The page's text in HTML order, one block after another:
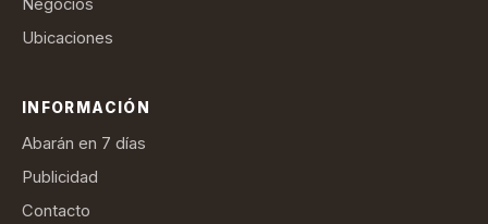
Ubicaciones
INFORMACIÓN
Abarán en 7 días
Publicidad
Contacto